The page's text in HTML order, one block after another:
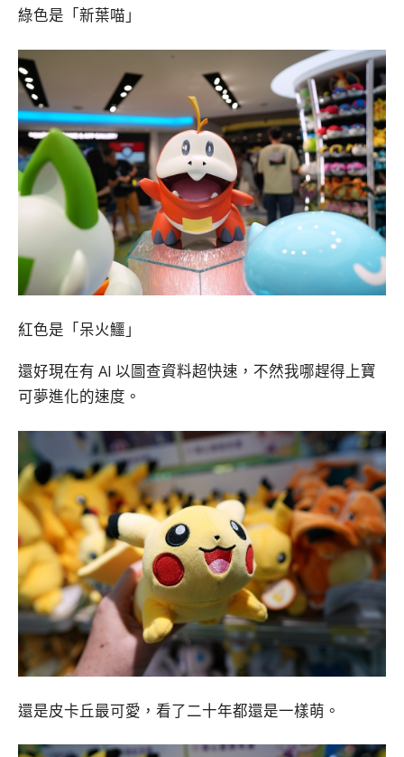
綠色是「新葉喵」
紅色是「呆火鱷」
還好現在有 AI 以圖查資料超快速，不然我哪趕得上寶
可夢進化的速度。
還是皮卡丘最可愛，看了二十年都還是一樣萌。